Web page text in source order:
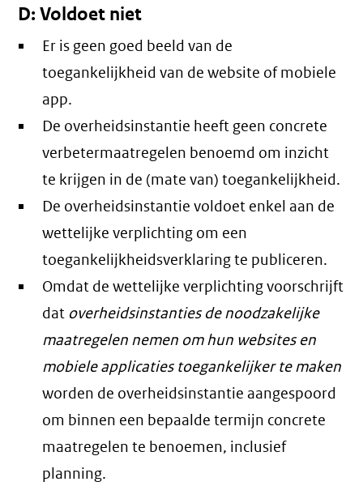
D: Voldoet niet
Er is geen goed beeld van de
toegankelijkheid van de website of mobiele
app.
De overheidsinstantie heeft geen concrete
verbetermaatregelen benoemd om inzicht
te krijgen in de (mate van) toegankelijkheid.
De overheidsinstantie voldoet enkel aan de
wettelijke verplichting om een
toegankelijkheidsverklaring te publiceren.
Omdat de wettelijke verplichting voorschrijft
dat overheidsinstanties de noodzakelijke
maatregelen nemen om hun websites en
mobiele applicaties toegankelijker te maken
worden de overheidsinstantie aangespoord
om binnen een bepaalde termijn concrete
maatregelen te benoemen, inclusief
planning.